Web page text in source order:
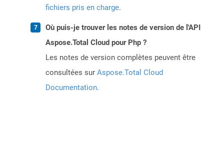
fichiers pris en charge.
Où puis-je trouver les notes de version de l'API
Aspose.Total Cloud pour Php ?
Les notes de version complètes peuvent être
consultées sur Aspose.Total Cloud
Documentation.